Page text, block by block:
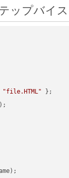
ップバイ
"file.HTML"